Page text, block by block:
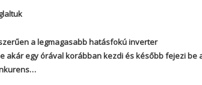
a legmagasabb hatásfokú inverter
akár egy órával korábban kezdi és később fejezi be